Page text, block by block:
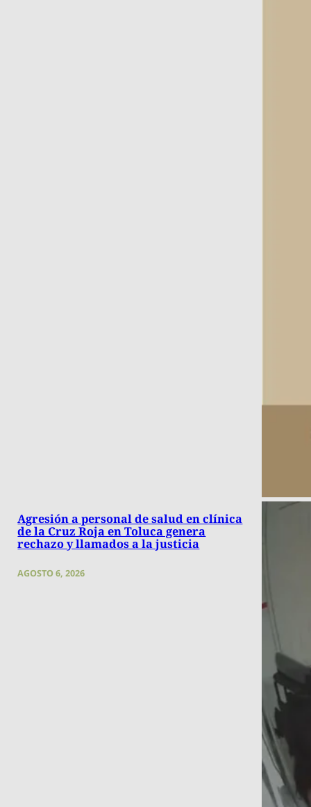
Agresión a personal de salud en clínica
de la Cruz Roja en Toluca genera
rechazo y llamados a la justicia
AGOSTO 6, 2026